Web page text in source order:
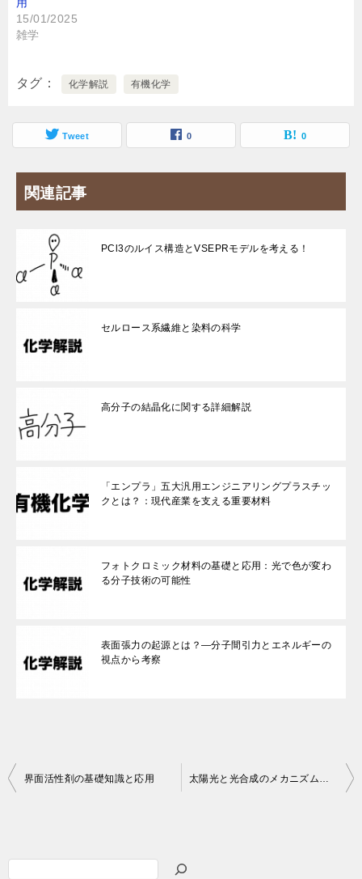
15/01/2025
雑学
タグ 化学解説 有機化学
Tweet 0 0
関連記事
PCl3のルイス構造とVSEPRモデルを考える！
セルロース系繊維と染料の科学
高分子の結晶化に関する詳細解説
「エンプラ」五大汎用エンジニアリングプラスチッ
クとは？：現代産業を支える重要材料
フォトクロミック材料の基礎と応用：光で色が変わ
る分子技術の可能性
表面張力の起源とは？—分子間引力とエネルギーの
視点から考察
投
界面活性剤の基礎知識と応用 太陽光と光合成のメカニズムについて